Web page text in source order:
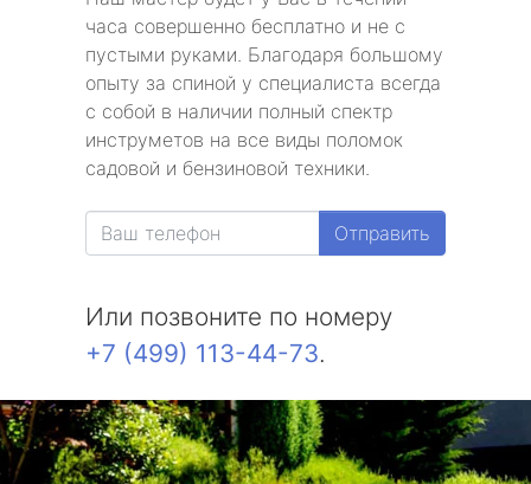
часа совершенно бесплатно и не с
пустыми руками. Благодаря большому
опыту за спиной у специалиста всегда
с собой в наличии полный спектр
инструметов на все виды поломок
садовой и бензиновой техники.
Отправить
Или позвоните по номеру
+7 (499) 113-44-73.